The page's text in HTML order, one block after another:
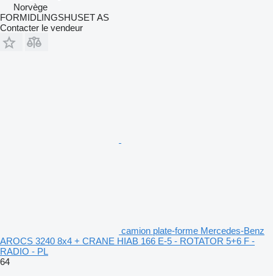
Norvège
FORMIDLINGSHUSET AS
Contacter le vendeur
camion plate-forme Mercedes-Benz
AROCS 3240 8x4 + CRANE HIAB 166 E-5 - ROTATOR 5+6 F -
RADIO - PL
64